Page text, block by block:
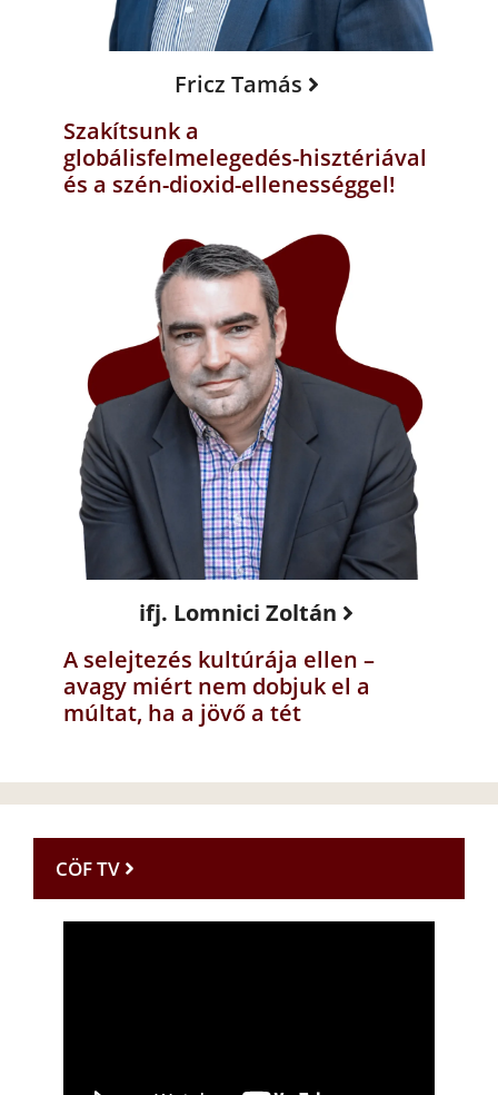
Fricz Tamás
Szakítsunk a
globálisfelmelegedés-hisztériával
és a szén-dioxid-ellenességgel!
ifj. Lomnici Zoltán
A selejtezés kultúrája ellen –
avagy miért nem dobjuk el a
múltat, ha a jövő a tét
CÖF TV